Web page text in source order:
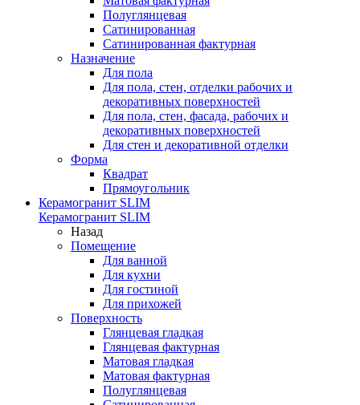
Полуглянцевая
Сатинированная
Сатинированная фактурная
Назначение
Для пола
Для пола, стен, отделки рабочих и
декоративных поверхностей
Для пола, стен, фасада, рабочих и
декоративных поверхностей
Для стен и декоративной отделки
Форма
Квадрат
Прямоугольник
Керамогранит SLIM
Керамогранит SLIM
Назад
Помещение
Для ванной
Для кухни
Для гостиной
Для прихожей
Поверхность
Глянцевая гладкая
Глянцевая фактурная
Матовая гладкая
Матовая фактурная
Полуглянцевая